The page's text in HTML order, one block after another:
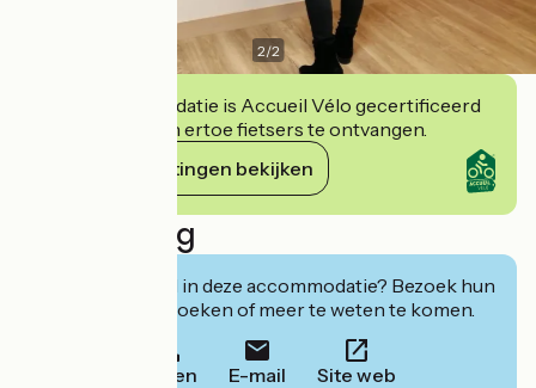
2/2
Deze accommodatie is Accueil Vélo gecertificeerd
en verbindt zich ertoe fietsers te ontvangen.
Haar verplichtingen bekijken
Beschrijving
Geïnteresseerd in deze accommodatie? Bezoek hun
website om te boeken of meer te weten te komen.
Bellen E-mail Site web